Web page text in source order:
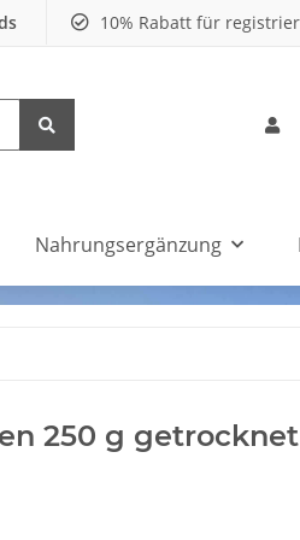
10% Rabatt für
Nahrungsergänzung
250 g getrocknet